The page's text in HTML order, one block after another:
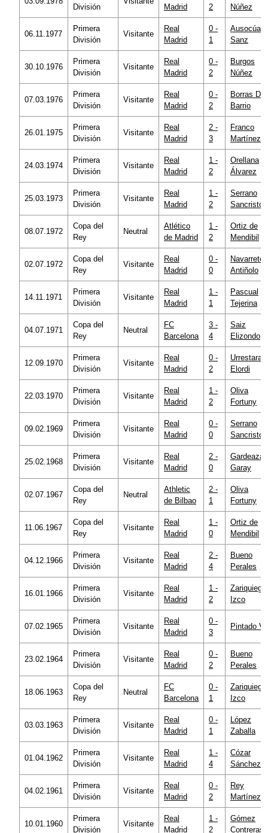
División
Madrid
2
Núñez
06.11.1977
Primera
División
Visitante
Real
Madrid
0 -
1
Ausocúa
Sanz
30.10.1976
Primera
División
Visitante
Real
Madrid
0 -
2
Burgos
Núñez
07.03.1976
Primera
División
Visitante
Real
Madrid
0 -
2
Borras Del
Barrio
26.01.1975
Primera
División
Visitante
Real
Madrid
2 -
3
Franco
Martínez
24.03.1974
Primera
División
Visitante
Real
Madrid
1 -
2
Orellana
Álvarez
25.03.1973
Primera
División
Visitante
Real
Madrid
1 -
2
Serrano
08.07.1972
Copa del
Rey
Neutral
Atlético
de Madrid
1 -
2
Ortiz de
Mendibil
02.07.1972
Copa del
Rey
Visitante
Real
Madrid
0 -
0
Navarrete
Antiñolo
14.11.1971
Primera
División
Visitante
Real
Madrid
1 -
1
Pascual
Tejerina
04.07.1971
Copa del
Rey
Neutral
FC
Barcelona
3 -
4
Saiz
Elizondo
12.09.1970
Primera
División
Visitante
Real
Madrid
0 -
2
Elordi
22.03.1970
Primera
División
Visitante
Real
Madrid
1 -
2
Oliva
Fortuny
09.02.1969
Primera
División
Visitante
Real
Madrid
0 -
0
Serrano
25.02.1968
Primera
División
Visitante
Real
Madrid
2 -
0
Garay
02.07.1967
Copa del
Rey
Neutral
Athletic
de Bilbao
2 -
1
Oliva
Fortuny
11.06.1967
Copa del
Rey
Visitante
Real
Madrid
1 -
0
Ortiz de
Mendibil
04.12.1966
Primera
División
Visitante
Real
Madrid
2 -
4
Bueno
Perales
16.01.1966
Primera
División
Visitante
Real
Madrid
1 -
2
Zariquiegui
Izco
07.02.1965
Primera
División
Visitante
Real
Madrid
0 -
3
Pintado
23.02.1964
Primera
División
Visitante
Real
Madrid
0 -
2
Bueno
Perales
18.06.1963
Copa del
Rey
Neutral
FC
Barcelona
0 -
1
Zariquiegui
Izco
03.03.1963
Primera
División
Visitante
Real
Madrid
0 -
1
López
Zaballa
01.04.1962
Primera
División
Visitante
Real
Madrid
1 -
4
Cózar
Sánchez
04.02.1961
Primera
División
Visitante
Real
Madrid
0 -
2
Rey
Martínez
10.01.1960
Primera
División
Visitante
Real
Madrid
1 -
2
Gómez
Contreras